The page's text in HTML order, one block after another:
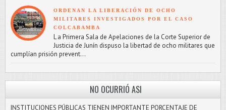
ORDENAN LA LIBERACIÓN DE OCHO
MILITARES INVESTIGADOS POR EL CASO
COLCABAMBA
L a Primera Sala de Apelaciones de la Corte Superior de
Justicia de Junín dispuso la libertad de ocho militares que
cumplían prisión prevent...
NO OCURRIÓ ASI
INSTITUCIONES PÚBLICAS TIENEN IMPORTANTE PORCENTAJE DE